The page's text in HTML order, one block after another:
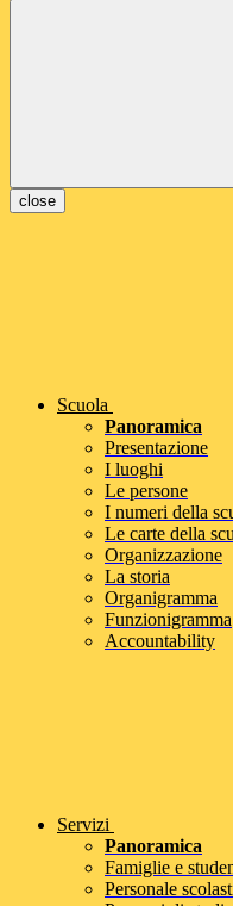
close
Scuola
Panoramica
Presentazione
I luoghi
Le persone
I numeri della
Le carte della
Organizzazione
La storia
Organigramma
Funzionigramma
Accountability
Servizi
Panoramica
Famiglie e
Personale